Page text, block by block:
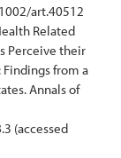
art.40512
Related
Perceive their
Findings from a
Annals of
(accessed